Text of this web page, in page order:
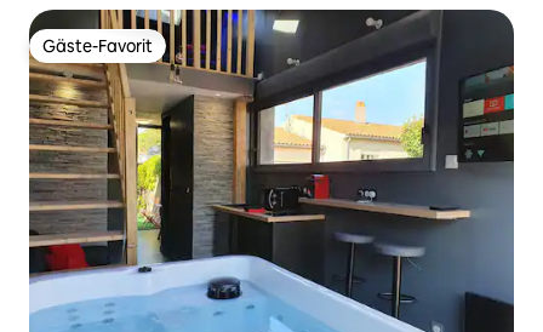
Gäste-Favorit
Gäste-Favorit